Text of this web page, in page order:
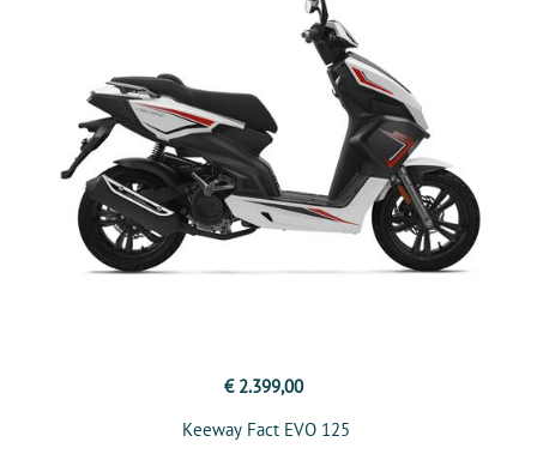
€ 2.399,00
Keeway Fact EVO 125